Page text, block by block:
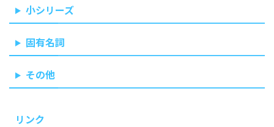
小シリーズ
固有名詞
その他
リンク